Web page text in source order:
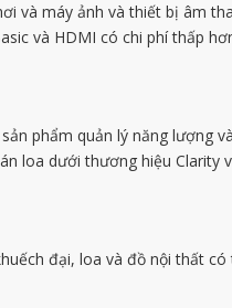
và máy ảnh và thiết bị âm
và HDMI có chi phí thấp
phẩm quản lý năng lượng
loa dưới thương hiệu Clarity
đại, loa và đồ nội thất